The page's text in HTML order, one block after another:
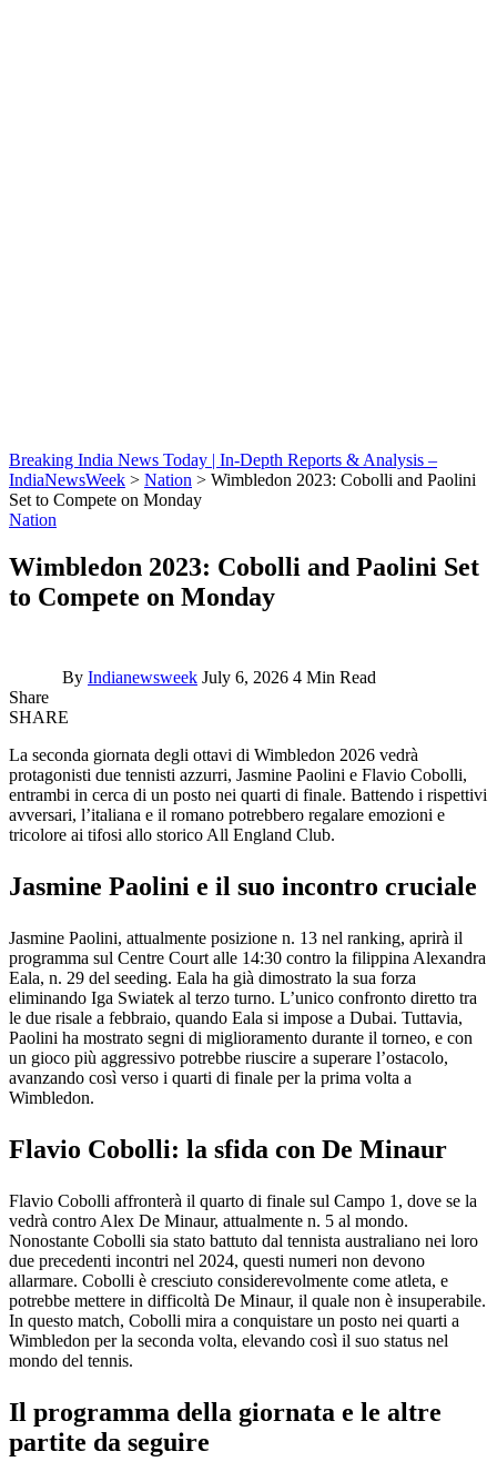
Breaking India News Today | In-Depth Reports & Analysis –
IndiaNewsWeek > Nation > Wimbledon 2023: Cobolli and Paolini
Set to Compete on Monday
Nation
Wimbledon 2023: Cobolli and Paolini Set
to Compete on Monday
By Indianewsweek July 6, 2026 4 Min Read
Share
SHARE
La seconda giornata degli ottavi di Wimbledon 2026 vedrà
protagonisti due tennisti azzurri, Jasmine Paolini e Flavio Cobolli,
entrambi in cerca di un posto nei quarti di finale. Battendo i rispettivi
avversari, l’italiana e il romano potrebbero regalare emozioni e
tricolore ai tifosi allo storico All England Club.
Jasmine Paolini e il suo incontro cruciale
Jasmine Paolini, attualmente posizione n. 13 nel ranking, aprirà il
programma sul Centre Court alle 14:30 contro la filippina Alexandra
Eala, n. 29 del seeding. Eala ha già dimostrato la sua forza
eliminando Iga Swiatek al terzo turno. L’unico confronto diretto tra
le due risale a febbraio, quando Eala si impose a Dubai. Tuttavia,
Paolini ha mostrato segni di miglioramento durante il torneo, e con
un gioco più aggressivo potrebbe riuscire a superare l’ostacolo,
avanzando così verso i quarti di finale per la prima volta a
Wimbledon.
Flavio Cobolli: la sfida con De Minaur
Flavio Cobolli affronterà il quarto di finale sul Campo 1, dove se la
vedrà contro Alex De Minaur, attualmente n. 5 al mondo.
Nonostante Cobolli sia stato battuto dal tennista australiano nei loro
due precedenti incontri nel 2024, questi numeri non devono
allarmare. Cobolli è cresciuto considerevolmente come atleta, e
potrebbe mettere in difficoltà De Minaur, il quale non è insuperabile.
In questo match, Cobolli mira a conquistare un posto nei quarti a
Wimbledon per la seconda volta, elevando così il suo status nel
mondo del tennis.
Il programma della giornata e le altre
partite da seguire